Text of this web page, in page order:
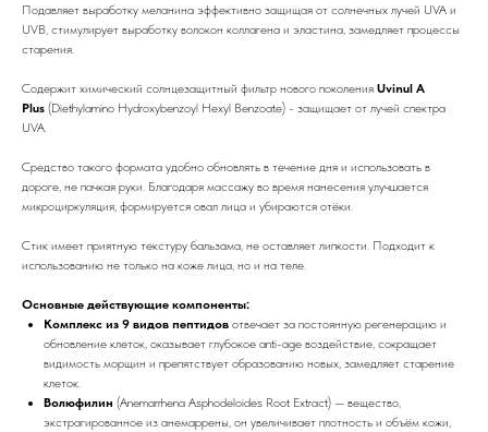
Подавляет выработку меланина эффективно защищая от солнечных лучей UVA и
UVB, стимулирует выработку волокон коллагена и эластина, замедляет процессы
старения.
Содержит химический солнцезащитный фильтр нового поколения Uvinul A
Plus (Diethylamino Hydroxybenzoyl Hexyl Benzoate) - защищает от лучей спектра
UVA.
Средство такого формата удобно обновлять в течение дня и использовать в
дороге, не пачкая руки. Благодаря массажу во время нанесения улучшается
микроциркуляция, формируется овал лица и убираются отёки.
Стик имеет приятную текстуру бальзама, не оставляет липкости. Подходит к
использованию не только на коже лица, но и на теле.
Основные действующие компоненты:
Комплекс из 9 видов пептидов отвечает за постоянную регенерацию и
обновление клеток, оказывает глубокое anti-age воздействие, сокращает
видимость морщин и препятствует образованию новых, замедляет старение
клеток.
Волюфилин (Anemarrhena Asphodeloides Root Extract) — вещество,
экстрагированное из анемаррены, он увеличивает плотность и объём кожи,